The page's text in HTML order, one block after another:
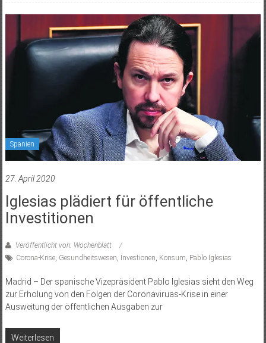
Spanien
27. April 2020
Iglesias plädiert für öffentliche
Investitionen
Veröffentlicht von: Wochenblatt
Corona-Krise, Gesundheitswesen Investionen Konsum Pablo Iglesias
Madrid – Der spanische Vizepräsident Pablo Iglesias sieht den Weg
zur Erholung von den Folgen der Coronaviruas-Krise in einer
Ausweitung der öffentlichen Ausgaben zur
Weiterlesen